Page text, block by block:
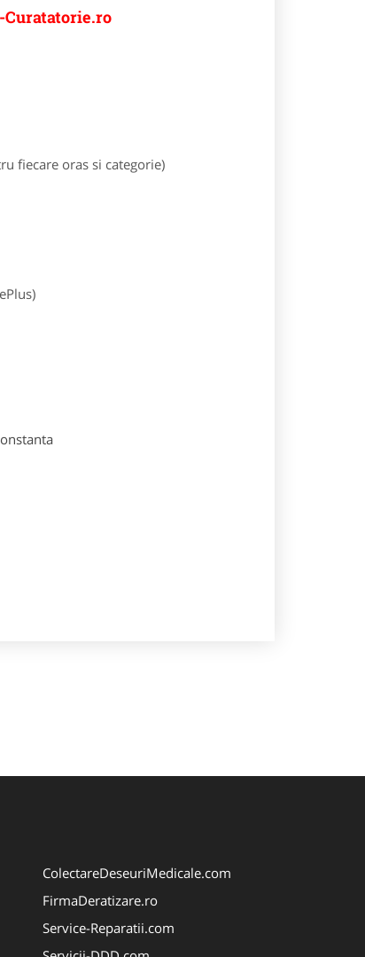
Curatatorie.ro
fiecare oras si categorie)
ColectareDeseuriMedicale.com
FirmaDeratizare.ro
Service-Reparatii.com